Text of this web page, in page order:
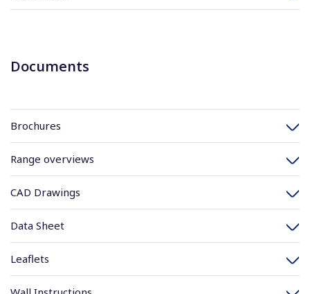
Documents
Brochures
Range overviews
CAD Drawings
Data Sheet
Leaflets